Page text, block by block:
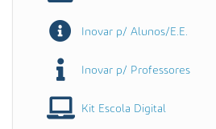
Inovar p/ Alunos/E.E.
Inovar p/ Professores
Kit Escola Digital